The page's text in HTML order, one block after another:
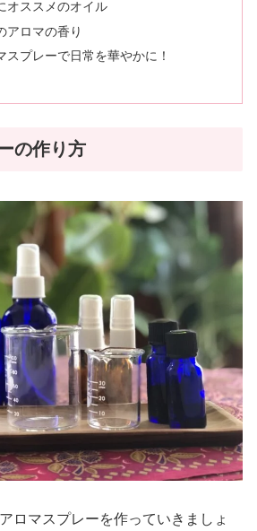
オススメのオイル
アロマの香り
スプレーで日常を華やかに！
の作り方
ロマスプレーを作っていきましょ